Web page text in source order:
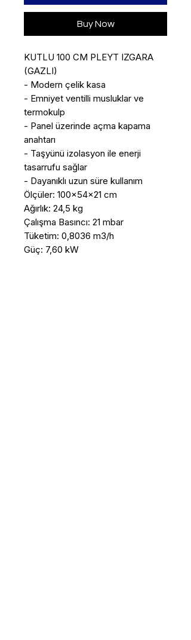
Buy Now
KUTLU 100 CM PLEYT IZGARA
(GAZLI)
- Modern çelik kasa
- Emniyet ventilli musluklar ve
termokulp
- Panel üzerinde açma kapama
anahtarı
- Taşyünü izolasyon ile enerji
tasarrufu sağlar
- Dayanıklı uzun süre kullanım
Ölçüler: 100x54x21 cm
Ağırlık: 24,5 kg
Çalışma Basıncı: 21 mbar
Tüketim: 0,8036 m3/h
Güç: 7,60 kW